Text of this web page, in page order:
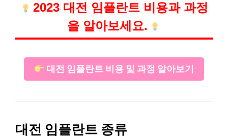
2023 대전 임플란트 비용과 과정
을 알아보세요.
대전 임플란트 비용 및 과정 알아보기
대전 임플란트 종류